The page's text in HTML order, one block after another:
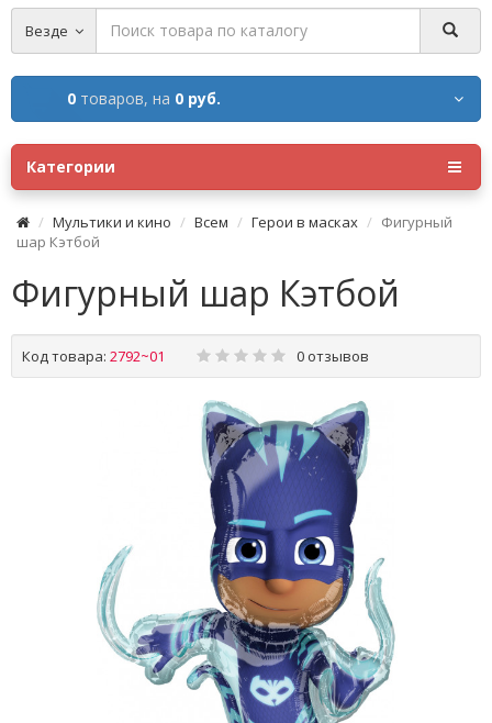
Везде
0 товаров, на 0 руб.
Категории
Мультики и кино Всем Герои в масках
Фигурный
шар Кэтбой
Фигурный шар Кэтбой
Код товара: 2792~01 0 отзывов